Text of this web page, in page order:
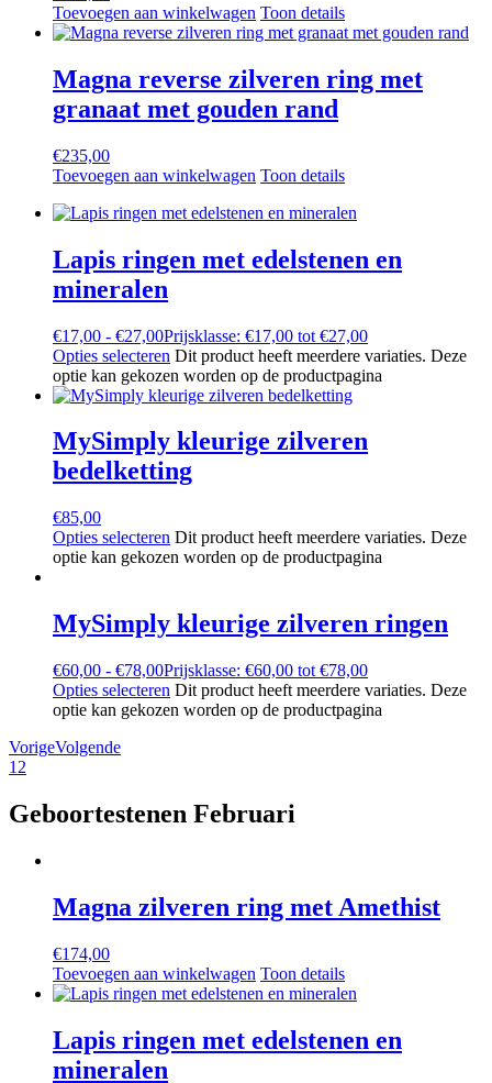
Toevoegen aan winkelwagen Toon details
Magna reverse zilveren ring met
granaat met gouden rand
€235,00
Toevoegen aan winkelwagen Toon details
Lapis ringen met edelstenen en
mineralen
€17,00 - €27,00Prijsklasse: €17,00 tot €27,00
Opties selecteren Dit product heeft meerdere variaties. Deze
optie kan gekozen worden op de productpagina
MySimply kleurige zilveren
bedelketting
€85,00
Opties selecteren Dit product heeft meerdere variaties. Deze
optie kan gekozen worden op de productpagina
MySimply kleurige zilveren ringen
€60,00 - €78,00Prijsklasse: €60,00 tot €78,00
Opties selecteren Dit product heeft meerdere variaties. Deze
optie kan gekozen worden op de productpagina
VorigeVolgende
1 2
Geboortestenen Februari
Magna zilveren ring met Amethist
€174,00
Toevoegen aan winkelwagen Toon details
Lapis ringen met edelstenen en
mineralen